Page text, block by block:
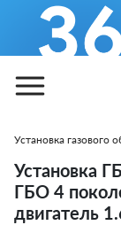
Установка газового
Установка
ГБО 4
двигатель